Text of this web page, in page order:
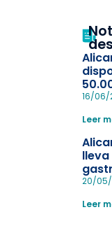
la
en
éxito
16/06/
Leer
lleva
a
20/
Leer